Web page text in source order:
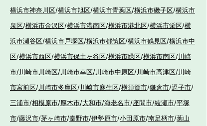
横浜市神奈川区/横浜市旭区/横浜市青葉区/横浜市磯子区/横浜市
泉区/横浜市金沢区/横浜市港南区/横浜市港北区/横浜市栄区/横
浜市瀬谷区/横浜市戸塚区/横浜市都筑区/横浜市鶴見区/横浜市中
区/横浜市西区/横浜市保土ヶ谷区/横浜市緑区/横浜市南区/川崎
市/川崎市川崎区/川崎市幸区/川崎市中原区/川崎市高津区/川崎
市宮前区/川崎市多摩区/川崎市麻生区/横須賀市/鎌倉市/逗子市/
三浦市/相模原市/厚木市/大和市/海老名市/座間市/綾瀬市/平塚
市/藤沢市/茅ヶ崎市/秦野市/伊勢原市/小田原市/南足柄市/葉山